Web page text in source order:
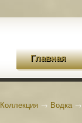
Главная
Коллекция → Водка→